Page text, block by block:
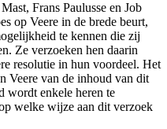
Frans Paulusse en Job
op Veere in de brede beurt,
te kennen die zij
Ze verzoeken hen daarin
resolutie in hun voordeel. Het
Veere van de inhoud van dit
wordt enkele heren te
welke wijze aan dit verzoek